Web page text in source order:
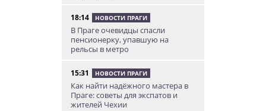
18:14 НОВОСТИ ПРАГИ
В Праге очевидцы спасли
пенсионерку, упавшую на
рельсы в метро
15:31 НОВОСТИ ПРАГИ
Как найти надёжного мастера в
Праге: советы для экспатов и
жителей Чехии